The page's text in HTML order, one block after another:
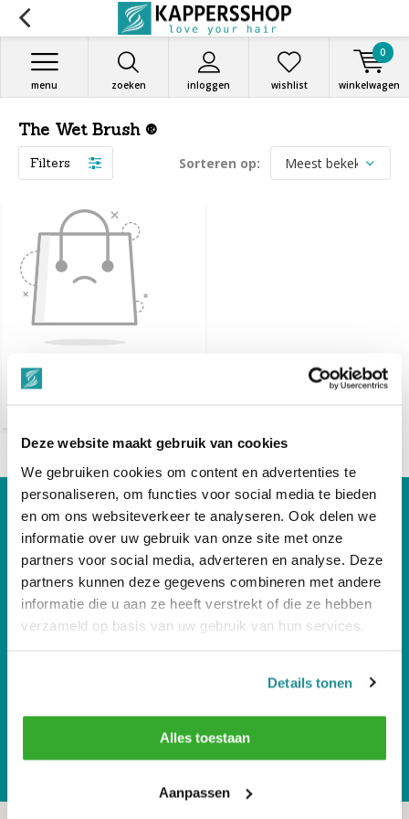
Deze website maakt gebruik van cookies
We gebruiken cookies om content en advertenties te
personaliseren, om functies voor social media te bieden
en om ons websiteverkeer te analyseren. Ook delen we
informatie over uw gebruik van onze site met onze
partners voor social media, adverteren en analyse. Deze
partners kunnen deze gegevens combineren met andere
informatie die u aan ze heeft verstrekt of die ze hebben
verzameld op basis van uw gebruik van hun services.
Details tonen
Alles toestaan
Aanpassen
zoeken inloggen
menu wishlist winkelwagen
0
The Wet Brush ®
Filters Sorteren op:
gevonden!...
Hulp Nodig?
Bel Gerust! Telnr +31 512-543258
Volg ons